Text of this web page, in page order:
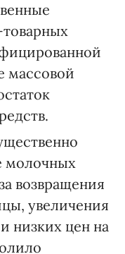
массовой
молочных
возвращения
увеличения
низких цен на